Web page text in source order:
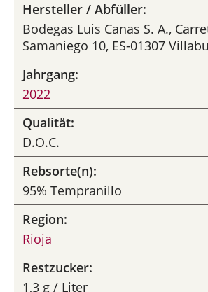
Hersteller / Abfüller:
Bodegas Luis Canas S. A.,
Samaniego 10, ES-01307
Jahrgang:
2022
Qualität:
D.O.C.
Rebsorte(n):
95% Tempranillo
Region:
Rioja
Restzucker:
1,3 g / Liter